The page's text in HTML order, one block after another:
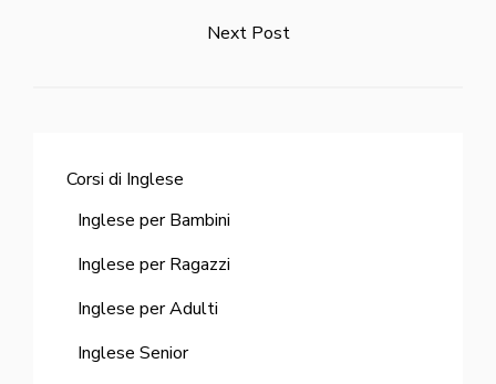
Next Post
Corsi di Inglese
Inglese per Bambini
Inglese per Ragazzi
Inglese per Adulti
Inglese Senior